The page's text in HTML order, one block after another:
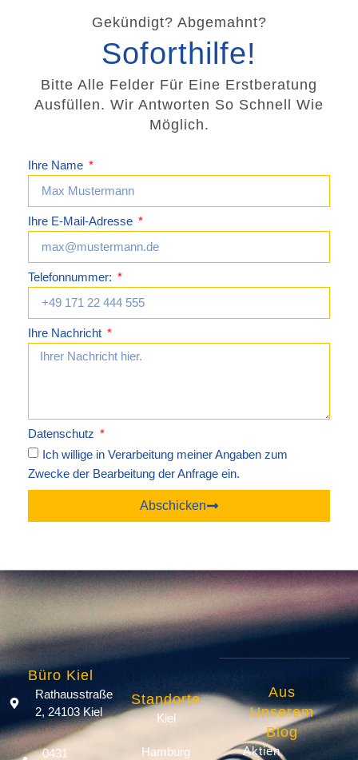
Gekündigt? Abgemahnt?
Soforthilfe!
Bitte Alle Felder Für Eine Erstberatung
Ausfüllen. Wir Antworten So Schnell Wie
Möglich.
Ihre Name
Ihre E-Mail-Adresse
Telefonnummer:
Ihre Nachricht
Datenschutz
Ich willige in Verarbeitung meiner Angaben zum
Zwecke der Bearbeitung der Anfrage ein.
Abschicken
Büro Kiel
Rathausstraße
2, 24103 Kiel
0431
Standorte
Kiel
Hamburg
Aus
Unserem
Blog
Aktien